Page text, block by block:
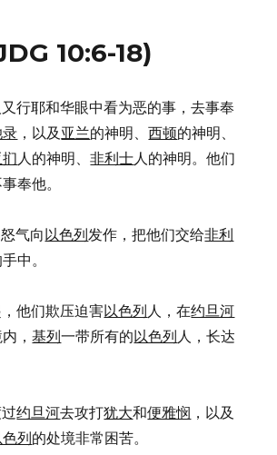
分
城
镇
18:21-
10:6-18)
又行耶和华眼中看为恶的事，去事奉
，以及 亚兰的神明、西顿的神明、
人的神明、非利士人的神明。他们
奉他。
气向以色列发作，把他们交给非利
中。
他们欺压迫害以色列人，在约旦河
内，基列一带所有的以色列人，长达
约旦河去攻打犹大和便雅悯 ，以及
列的处境非常困苦。